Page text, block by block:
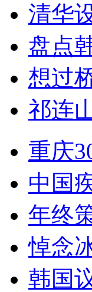
清华
盘点
想过
祁连
重庆
中国
年终
悼念
韩国